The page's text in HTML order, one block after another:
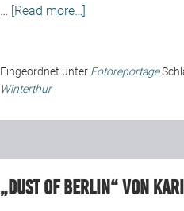
… [Read more…]
Eingeordnet unter Fotoreportage
Winterthur
„Dust Of Berlin“ von